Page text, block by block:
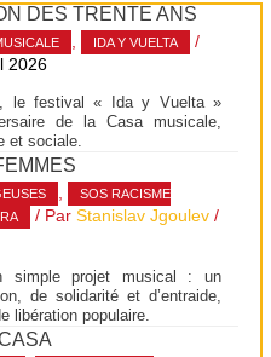
DES TRENTE ANS
, IDA Y VUELTA
/
2026
le festival « Ida y Vuelta »
de la Casa musicale,
et sociale.
,
SOS RACISME
/ ParStanislav Jgoulev /
simple projet musical : un
de solidarité et d’entraide,
libération populaire.